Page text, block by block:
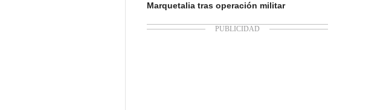
Marquetalia tras operación militar